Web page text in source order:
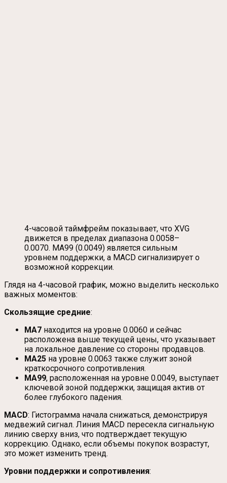
4-часовой таймфрейм показывает, что XVG
движется в пределах диапазона 0.0058–
0.0070. MA99 (0.0049) является сильным
уровнем поддержки, а MACD сигнализирует о
возможной коррекции.
Глядя на 4-часовой график, можно выделить несколько
важных моментов:
Скользящие средние:
MA7 находится на уровне 0.0060 и сейчас
расположена выше текущей цены, что указывает
на локальное давление со стороны продавцов.
MA25 на уровне 0.0063 также служит зоной
краткосрочного сопротивления.
MA99, расположенная на уровне 0.0049, выступает
ключевой зоной поддержки, защищая актив от
более глубокого падения.
MACD: Гистограмма начала снижаться, демонстрируя
медвежий сигнал. Линия MACD пересекла сигнальную
линию сверху вниз, что подтверждает текущую
коррекцию. Однако, если объемы покупок возрастут,
это может изменить тренд.
Уровни поддержки и сопротивления: